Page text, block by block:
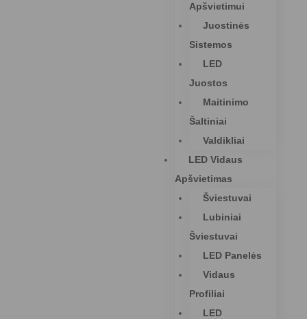
Apšvietimui
Juostinės
Sistemos
LED
Juostos
Maitinimo
Šaltiniai
Valdikliai
LED Vidaus
Apšvietimas
Šviestuvai
Lubiniai
Šviestuvai
LED Panelės
Vidaus
Profiliai
LED